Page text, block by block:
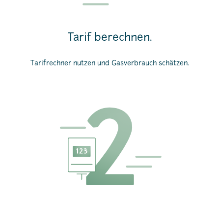
Tarif berechnen.
Tarifrechner nutzen und Gasverbrauch schätzen.